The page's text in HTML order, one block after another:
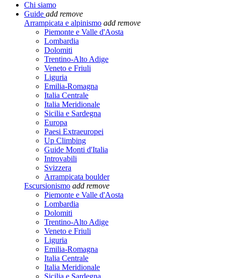
Chi siamo
Guide add remove
Arrampicata e alpinismo add remove
Piemonte e Valle d'Aosta
Lombardia
Dolomiti
Trentino-Alto Adige
Veneto e Friuli
Liguria
Emilia-Romagna
Italia Centrale
Italia Meridionale
Sicilia e Sardegna
Europa
Paesi Extraeuropei
Up Climbing
Guide Monti d'Italia
Introvabili
Svizzera
Arrampicata boulder
Escursionismo add remove
Piemonte e Valle d'Aosta
Lombardia
Dolomiti
Trentino-Alto Adige
Veneto e Friuli
Liguria
Emilia-Romagna
Italia Centrale
Italia Meridionale